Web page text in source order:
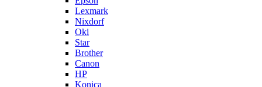
Lexmark
Nixdorf
Oki
Star
Brother
Canon
HP
Konica